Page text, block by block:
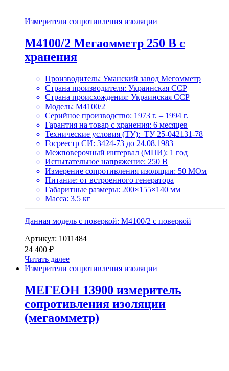
Измерители сопротивления изоляции
М4100/2 Мегаомметр 250 В с
хранения
Производитель: Уманский завод Мегомметр
Страна производителя: Украинская ССР
Страна происхождения: Украинская ССР
Модель: М4100/2
Серийное производство: 1973 г. – 1994 г.
Гарантия на товар с хранения: 6 месяцев
Технические условия (ТУ): ТУ 25-042131-78
Госреестр СИ: 3424-73 до 24.08.1983
Межповерочный интервал (МПИ): 1 год
Испытательное напряжение: 250 В
Измерение сопротивления изоляции: 50 МОм
Питание: от встроенного генератора
Габаритные размеры: 200×155×140 мм
Масса: 3.5 кг
Данная модель с поверкой: М4100/2 с поверкой
Артикул: 1011484
24 400 ₽
Читать далее
Измерители сопротивления изоляции
МЕГЕОН 13900 измеритель
сопротивления изоляции
(мегаомметр)